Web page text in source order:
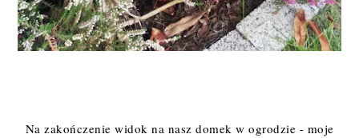
Na zakończenie widok na nasz domek w ogrodzie - moje